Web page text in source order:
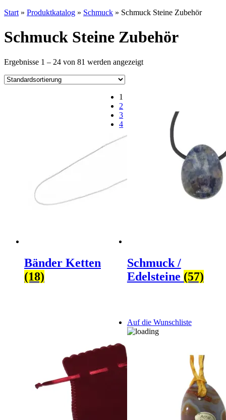
Start » Produktkatalog » Schmuck » Schmuck Steine Zubehör
Schmuck Steine Zubehör
Ergebnisse 1 – 24 von 81 werden angezeigt
Bänder Ketten
(18)
Schmuck /
Edelsteine (57)
Auf die Wunschliste
1
2
3
4